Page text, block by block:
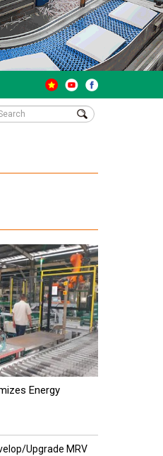
Energy
Upgrade MRV